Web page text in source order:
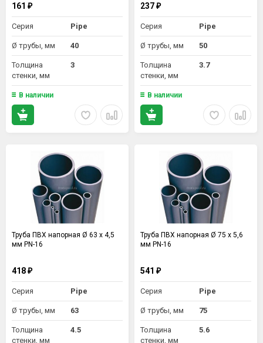
161 ₽
Серия Pipe
Ø трубы, мм 40
Толщина
стенки, мм
3
В наличии
237 ₽
Серия Pipe
Ø трубы, мм 50
Толщина
стенки, мм
3.7
В наличии
Труба ПВХ напорная Ø 63 х 4,5
мм PN-16
418 ₽
Серия Pipe
Ø трубы, мм 63
Толщина
стенки, мм
4.5
Труба ПВХ напорная Ø 75 х 5,6
мм PN-16
541 ₽
Серия Pipe
Ø трубы, мм 75
Толщина
стенки, мм
5.6